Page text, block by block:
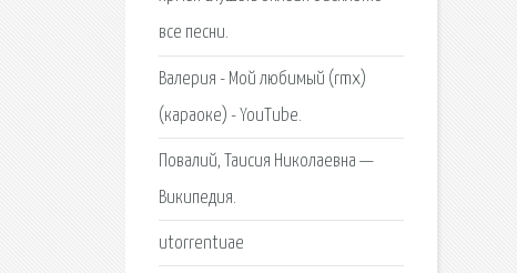
все песни.
Валерия - Мой любимый (rmx)
(караоке) - YouTube.
Повалий, Таисия Николаевна —
Википедия.
utorrentuae